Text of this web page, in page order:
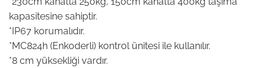
kapasitesine sahiptir.
*IP67 korumalıdır.
*MC824h (Enkoderli) kontrol ünitesi ile kullanılır.
*8 cm yüksekliği vardır.